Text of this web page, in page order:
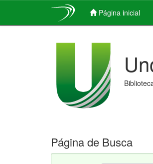
Página inicial
Página de Busca